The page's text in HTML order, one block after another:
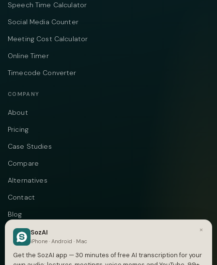
Speech Time Calculator
Social Media Counter
Meeting Cost Calculator
Online Timer
Timecode Converter
COMPANY
About
Pricing
Case Studies
Compare
Alternatives
Contact
Blog
Privacy
Terms
×
SozAI
iPhone · Android · Mac
Get the SozAI app — 30 minutes of free AI transcription for your